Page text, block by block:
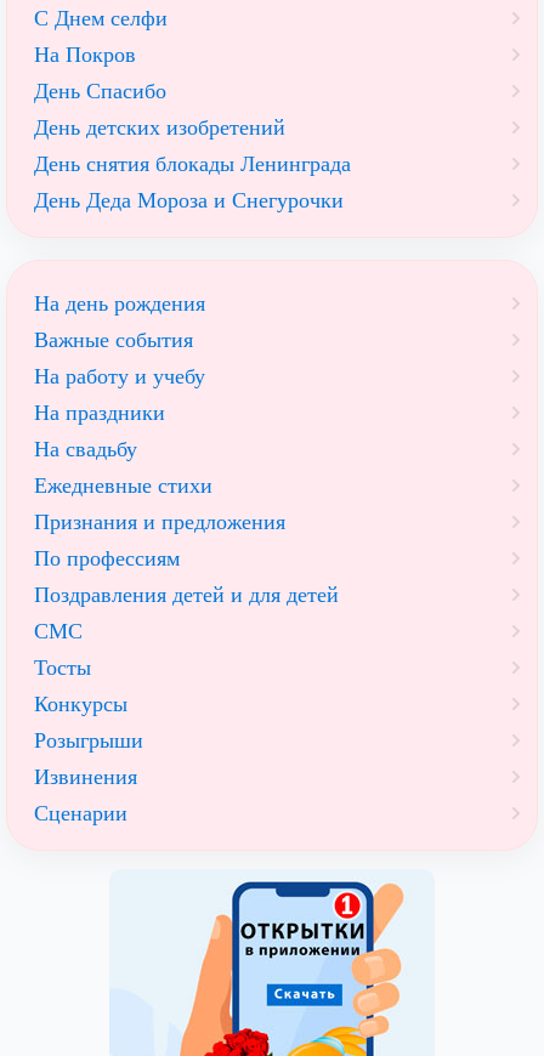
С Днем селфи
На Покров
День Спасибо
День детских изобретений
День снятия блокады Ленинграда
День Деда Мороза и Снегурочки
На день рождения
Важные события
На работу и учебу
На праздники
На свадьбу
Ежедневные стихи
Признания и предложения
По профессиям
Поздравления детей и для детей
СМС
Тосты
Конкурсы
Розыгрыши
Извинения
Сценарии